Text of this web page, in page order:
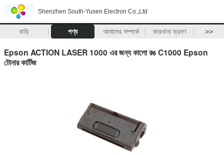
Shenzhen South-Yusen Electron Co.,Ltd
বাড়ি পণ্য আমাদের সম্পর্কে কারখানা ভ্রমণ >>
Epson ACTION LASER 1000 এর জন্য কালো রঙ C1000 Epson
টোনার কার্টিজ